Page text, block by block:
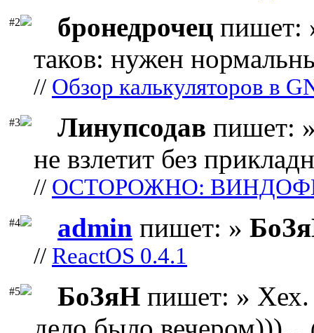
#2 бронедрочец пишет:
таков: нужен
// Обзор калькуляторов в
#3 Линупсодав пишет:
не взлетит без
// ОСТОРОЖНО:
#4 admin пишет: »
// ReactOS 0.4.1
#5 БоЗяН пишет: » Хех.